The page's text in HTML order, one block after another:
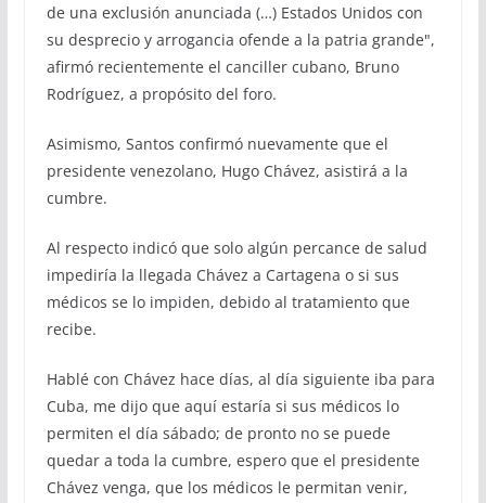
de una exclusión anunciada (…) Estados Unidos con
su desprecio y arrogancia ofende a la patria grande",
afirmó recientemente el canciller cubano, Bruno
Rodríguez, a propósito del foro.
Asimismo, Santos confirmó nuevamente que el
presidente venezolano, Hugo Chávez, asistirá a la
cumbre.
Al respecto indicó que solo algún percance de salud
impediría la llegada Chávez a Cartagena o si sus
médicos se lo impiden, debido al tratamiento que
recibe.
Hablé con Chávez hace días, al día siguiente iba para
Cuba, me dijo que aquí estaría si sus médicos lo
permiten el día sábado; de pronto no se puede
quedar a toda la cumbre, espero que el presidente
Chávez venga, que los médicos le permitan venir,